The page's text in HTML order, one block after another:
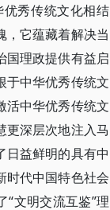
秀传统文化相结
，它蕴藏着解决当
国理政提供有益启
于中华优秀传统文
活中华优秀传统文
更深层次地注入马
日益鲜明的具有中
时代中国特色社会
“文明交流互鉴”理